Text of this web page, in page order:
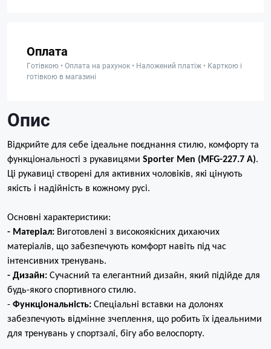
Оплата
Готівкою • Оплата на рахунок • Наложений платіж • Карткою і
готівкою в магазині
Опис
Відкрийте для себе ідеальне поєднання стилю, комфорту та
функціональності з рукавицями Sporter Men (MFG-227.7 A).
Ці рукавиці створені для активних чоловіків, які цінують
якість і надійність в кожному русі.
Основні характеристики:
- Матеріал: Виготовлені з високоякісних дихаючих
матеріалів, що забезпечують комфорт навіть під час
інтенсивних тренувань.
- Дизайн: Сучасний та елегантний дизайн, який підійде для
будь-якого спортивного стилю.
- Функціональність: Спеціальні вставки на долонях
забезпечують відмінне зчеплення, що робить їх ідеальними
для тренувань у спортзалі, бігу або велоспорту.